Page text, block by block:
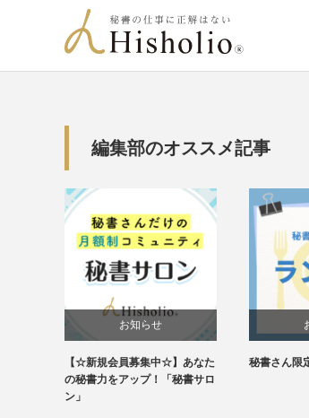
編集部のオススメ記事
お知らせ
未分類
【☆新規会員募集中☆】あなた
の秘書力をアップ！「秘書サロ
ン」
秘書さん限